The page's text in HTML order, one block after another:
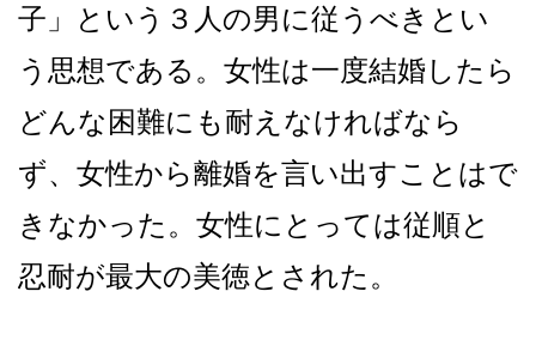
子」という３人の男に従うべきとい
う思想である。女性は一度結婚したら
どんな困難にも耐えなければなら
ず、女性から離婚を言い出すことはで
きなかった。女性にとっては従順と
忍耐が最大の美徳とされた。